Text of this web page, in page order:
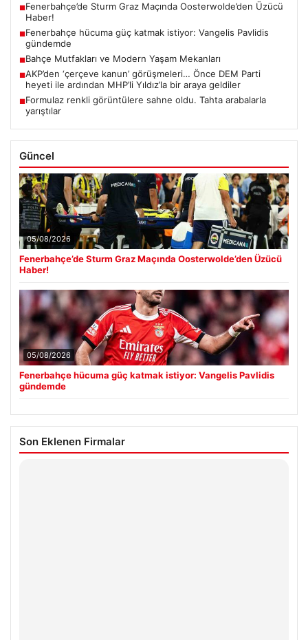
■Fenerbahçe’de Sturm Graz Maçında Oosterwolde’den Üzücü
Haber!
■Fenerbahçe hücuma güç katmak istiyor: Vangelis Pavlidis
gündemde
■Bahçe Mutfakları ve Modern Yaşam Mekanları
■AKP’den ‘çerçeve kanun’ görüşmeleri… Önce DEM Parti
heyeti ile ardından MHP’li Yıldız’la bir araya geldiler
■Formulaz renkli görüntülere sahne oldu. Tahta arabalarla
yarıştılar
Güncel
05/08/2026
Fenerbahçe’de Sturm Graz Maçında Oosterwolde’den Üzücü
Haber!
05/08/2026
Fenerbahçe hücuma güç katmak istiyor: Vangelis Pavlidis
gündemde
Son Eklenen Firmalar